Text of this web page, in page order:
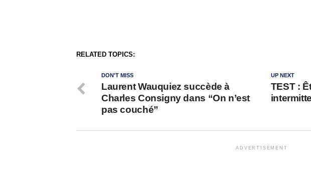
RELATED TOPICS:
UP NEXT
TEST :
DON'T MISS
Laurent Wauquiez succède à
Charles Consigny dans “On n’est
pas couché”
ADVERTISEMENT